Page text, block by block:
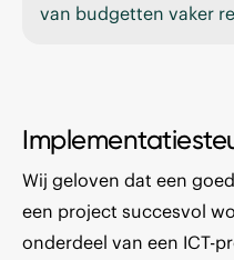
van budgetten vaker
Wij geloven dat een
een project succesvol
onderdeel van een ICT-